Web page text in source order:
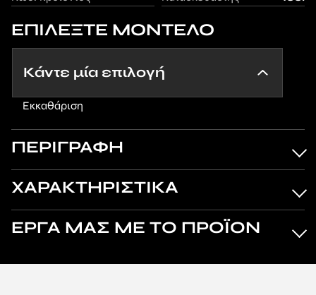
ΕΠΙΛΕΞΤΕ ΜΟΝΤΕΛΟ
Εκκαθάριση
ΠΕΡΙΓΡΑΦΗ
ΧΑΡΑΚΤΗΡΙΣΤΙΚΑ
ΕΡΓΑ ΜΑΣ ΜΕ ΤΟ ΠΡΟΪΟΝ